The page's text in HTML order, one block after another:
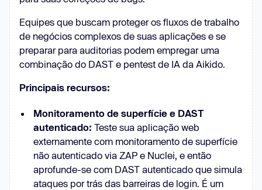
Equipes que buscam proteger os fluxos de trabalho
de negócios complexos de suas aplicações e se
preparar para auditorias podem empregar uma
combinação do DAST e pentest de IA da Aikido.
Principais recursos:
Monitoramento de superfície e DAST
autenticado: Teste sua aplicação web
externamente com monitoramento de superfície
não autenticado via ZAP e Nuclei, e então
aprofunde-se com DAST autenticado que simula
ataques por trás das barreiras de login. É um